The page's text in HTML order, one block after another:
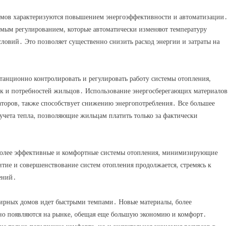
характеризуются повышением энергоэффективности и автоматизации․
регулированием, которые автоматически изменяют температуру
Это позволяет существенно снизить расход энергии и затраты на
контролировать и регулировать работу системы отопления,
и потребностей жильцов․ Использование энергосберегающих материалов
также способствует снижению энергопотребления․ Все большее
тепла, позволяющие жильцам платить только за фактически
эффективные и комфортные системы отопления, минимизирующие
и совершенствование систем отопления продолжается, стремясь к
домов идет быстрыми темпами․ Новые материалы, более
появляются на рынке, обещая еще большую экономию и комфорт․